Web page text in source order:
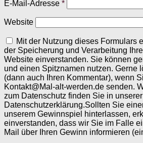
E-Mail-Adresse *
Website
Mit der Nutzung dieses Formulars
der Speicherung und Verarbeitung
Website einverstanden. Sie können
und einen Spitznamen nutzen. Gerne
(dann auch Ihren Kommentar), wenn
Kontakt@Mal-alt-werden.de senden.
zum Datenschutz finden Sie in unserer
Datenschutzerklärung.Sollten Sie
unserem Gewinnspiel hinterlassen,
einverstanden, dass wir Sie im Falle
Mail über Ihren Gewinn informieren